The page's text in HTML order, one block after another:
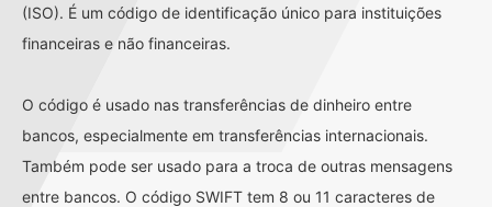
(ISO). É um código de identificação único para instituições
financeiras e não financeiras.
O código é usado nas transferências de dinheiro entre
bancos, especialmente em transferências internacionais.
Também pode ser usado para a troca de outras mensagens
entre bancos. O código SWIFT tem 8 ou 11 caracteres de